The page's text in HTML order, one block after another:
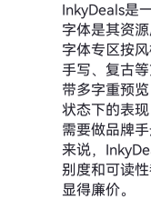
InkyDeals是
字体是其资
字体专区按
手写、复古
带多字重预
状态下的表
需要做品牌
来说，
别度和可读
显得廉价。